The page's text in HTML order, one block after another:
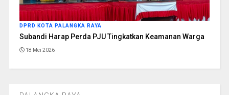
DPRD KOTA PALANGKA RAYA
Subandi Harap Perda PJU Tingkatkan Keamanan Warga
18 Mei 2026